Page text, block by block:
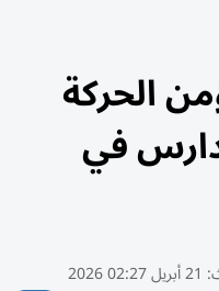
الحركة
في
21 أبريل 02:27 2026